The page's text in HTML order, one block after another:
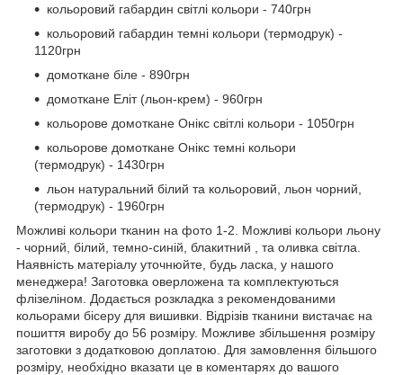
кольоровий габардин світлі кольори - 740грн
кольоровий габардин темні кольори (термодрук) -
1120грн
домоткане біле - 890грн
домоткане Еліт (льон-крем) - 960грн
кольорове домоткане Онікс світлі кольори - 1050грн
кольорове домоткане Онікс темні кольори
(термодрук) - 1430грн
льон натуральний білий та кольоровий, льон чорний,
(термодрук) - 1960грн
Можливі кольори тканин на фото 1-2. Можливі кольори льону
- чорний, білий, темно-синій, блакитний , та оливка світла.
Наявність матеріалу уточнюйте, будь ласка, у нашого
менеджера! Заготовка оверложена та комплектуються
флізеліном. Додається розкладка з рекомендованими
кольорами бісеру для вишивки. Відрізів тканини вистачає на
пошиття виробу до 56 розміру. Можливе збільшення розміру
заготовки з додатковою доплатою. Для замовлення більшого
розміру, необхідно вказати це в коментарях до вашого